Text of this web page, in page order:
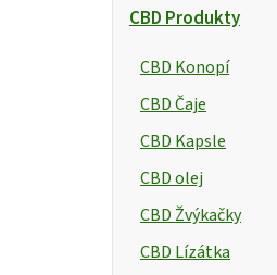
CBD Produkty
CBD Konopí
CBD Čaje
CBD Kapsle
CBD olej
CBD Žvýkačky
CBD Lízátka